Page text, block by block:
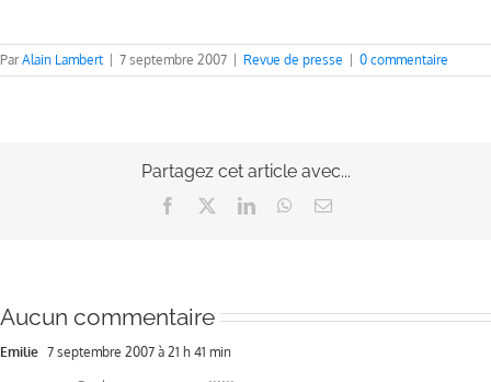
ParAlain Lambert 7 septembre 2007 Revue de presse 0 commentaire
Partagez cet article avec...
Facebook LinkedInWhatsApp
Email
Aucun commentaire
Emilie 7 septembre 2007 à 21 h 41 min